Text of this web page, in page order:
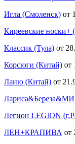
Игла (Смоленск) от
Киреевские носки+
Классик (Тула) от
Корсюги (Китай) от
Ланю (Китай) от
Легион LEGION
ЛЕН+КРАПИВА от